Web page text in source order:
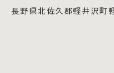
長野県北佐久郡軽井沢町